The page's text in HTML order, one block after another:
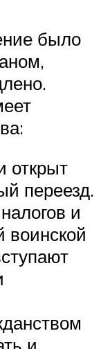
было
открыт
переезд.
и
воинской
и